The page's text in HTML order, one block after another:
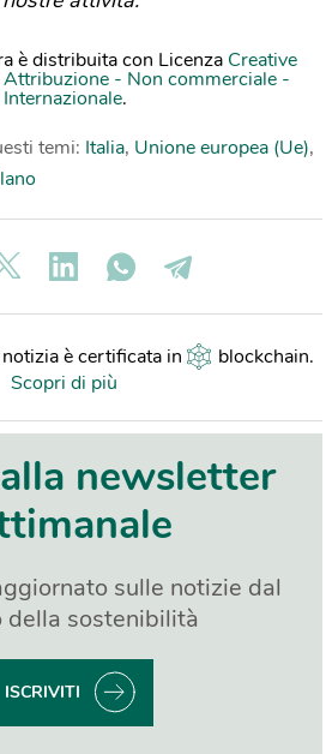
è distribuita con Licenza Creative
- Non commerciale -
.
temi: Italia, Unione europea (Ue),
è certificata in blockchain.
Scopri di più
newsletter
sulle notizie dal
della sostenibilità
ISCRIVITI